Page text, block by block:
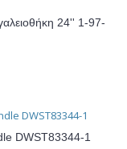
24'' 1-97-
DWST83344-1